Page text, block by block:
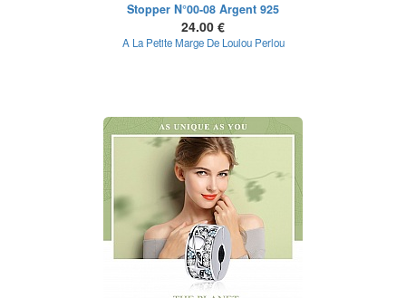
Stopper N°00-08 Argent 925
24.00 €
A La Petite Marge De Loulou Perlou